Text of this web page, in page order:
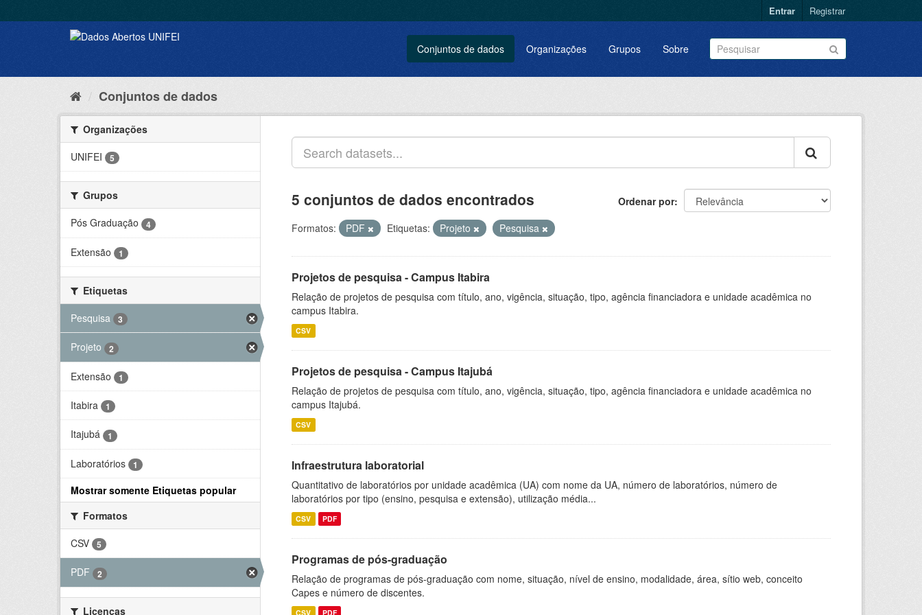
Entrar Registrar
Conjuntos de dados Organizações Grupos Sobre
Conjuntos de dados
Organizações
UNIFEI
5
Grupos
Pós Graduação
4
Extensão 1
Etiquetas
Pesquisa
3
Projeto 2
Extensão 1
Itabira 1
Itajubá 1
Laboratórios 1
Mostrar somente Etiquetas popular
Formatos
CSV
5
PDF 2
Licenças
Ordenar por
5 conjuntos de dados encontrados
Formatos: PDF Etiquetas: Projeto Pesquisa
Projetos de pesquisa - Campus Itabira
Relação de projetos de pesquisa com título, ano, vigência, situação, tipo, agência financiadora e unidade acadêmica no
campus Itabira.
CSV
Projetos de pesquisa - Campus Itajubá
Relação de projetos de pesquisa com título, ano, vigência, situação, tipo, agência financiadora e unidade acadêmica no
campus Itajubá.
CSV
Infraestrutura laboratorial
Quantitativo de laboratórios por unidade acadêmica (UA) com nome da UA, número de laboratórios, número de
laboratórios por tipo (ensino, pesquisa e extensão), utilização média...
CSV PDF
Programas de pós-graduação
Relação de programas de pós-graduação com nome, situação, nível de ensino, modalidade, área, sítio web, conceito
Capes e número de discentes.
CSV PDF